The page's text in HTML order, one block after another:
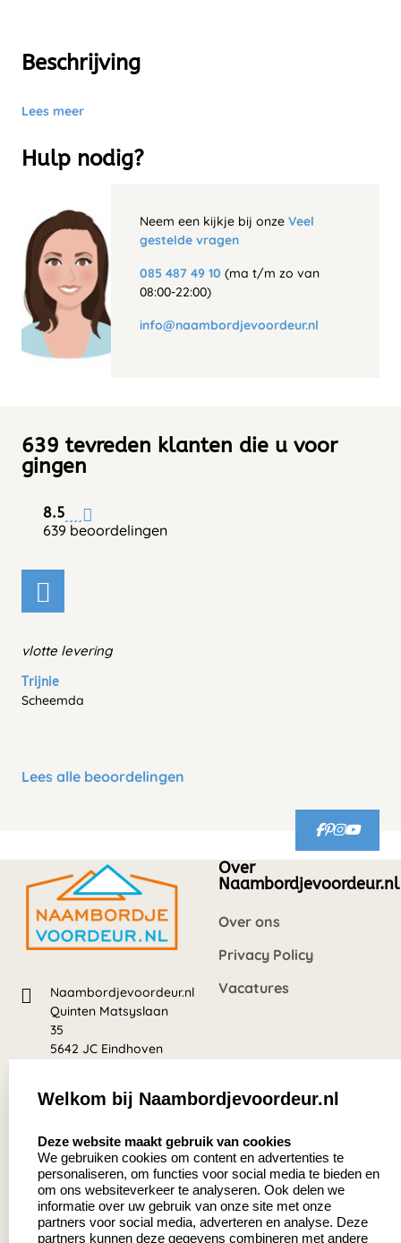
Beschrijving
Lees meer
Hulp nodig?
Neem een kijkje bij onze Veel
gestelde vragen
085 487 49 10 (ma t/m zo van
08:00-22:00)
info@naambordjevoordeur.nl
639 tevreden klanten die u voor
gingen
8.5
639 beoordelingen
vlotte levering
Trijnie
Scheemda
Lees alle beoordelingen
Naambordjevoordeur.nl
Quinten Matsyslaan
35
5642 JC Eindhoven
639 beoordelingen
Over
Naambordjevoordeur.nl
Over ons
Privacy Policy
Vacatures
Zakelijk:
Aanvraag op maat
Klantenservice:
Contact
Welkom bij Naambordjevoordeur.nl
Deze website maakt gebruik van cookies
We gebruiken cookies om content en advertenties te
personaliseren, om functies voor social media te bieden en
om ons websiteverkeer te analyseren. Ook delen we
informatie over uw gebruik van onze site met onze
partners voor social media, adverteren en analyse. Deze
partners kunnen deze gegevens combineren met andere